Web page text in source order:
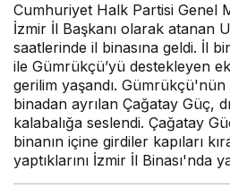
Cumhuriyet Halk Partisi Genel
İzmir İl Başkanı olarak atanan
saatlerinde il binasına geldi. İl
ile Gümrükçü’yü destekleyen
gerilim yaşandı.
binadan ayrılan Çağatay Güç,
kalabalığa seslendi. Çağatay
binanın içine girdiler kapıları
yaptıklarını İzmir İl Binası'nda